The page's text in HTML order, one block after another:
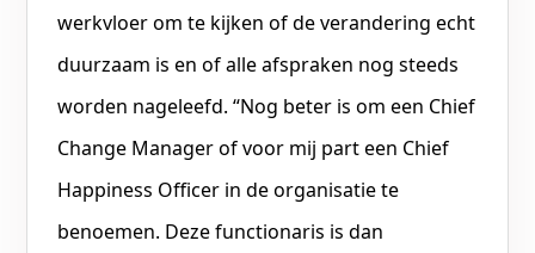
werkvloer om te kijken of de verandering echt
duurzaam is en of alle afspraken nog steeds
worden nageleefd. “Nog beter is om een Chief
Change Manager of voor mij part een Chief
Happiness Officer in de organisatie te
benoemen. Deze functionaris is dan